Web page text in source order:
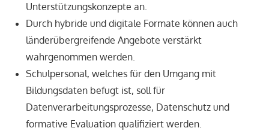
Unterstützungskonzepte an.
Durch hybride und digitale Formate können auch
länderübergreifende Angebote verstärkt
wahrgenommen werden.
Schulpersonal, welches für den Umgang mit
Bildungsdaten befugt ist, soll für
Datenverarbeitungsprozesse, Datenschutz und
formative Evaluation qualifiziert werden.